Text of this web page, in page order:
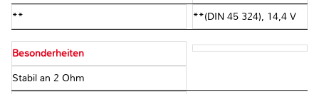
** **(DIN 45 324), 14,4 V
Besonderheiten
Stabil an 2 Ohm